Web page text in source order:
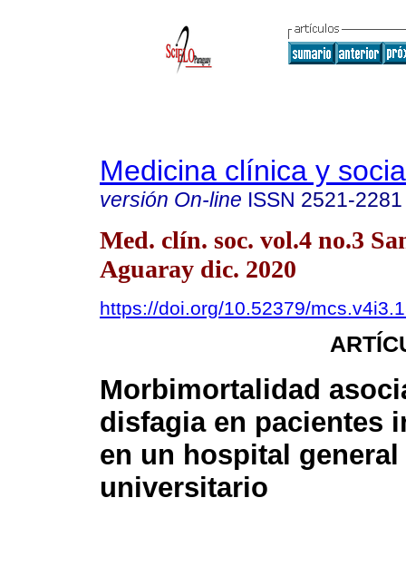
Medicina clínica y
versión On-line ISSN 2521-2281
Med. clín. soc. vol.4 no.3
Aguaray dic. 2020
https://doi.org/10.52379/
Morbimortalidad
disfagia en pacientes
en un hospital general
universitario